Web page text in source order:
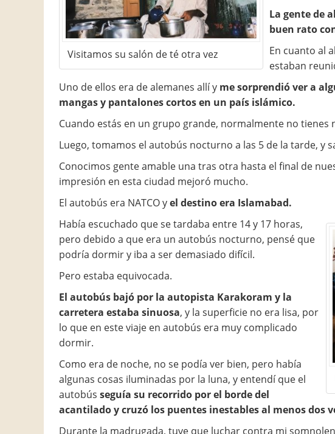
Visitamos su salón de té otra vez
La gente de
buen rato
En cuanto al
estaban
Uno de ellos era de alemanes allí y me sorprendió ver a
mangas y pantalones cortos en un país islámico.
Cuando estás en un grupo grande, normalmente no tienes
Luego, tomamos el autobús nocturno a las 5 de la tarde, y
Conocimos gente amable una tras otra hasta el final de
impresión en esta ciudad mejoró mucho.
El autobús era NATCO yel destino era Islamabad.
Había escuchado que se tardaba entre 14 y 17 horas,
pero debido a que era un autobús nocturno, pensé que
podría dormir y iba a ser demasiado difícil.
Pero estaba equivocada.
El autobús bajó por la autopista Karakoram y la
carretera estaba sinuosa, y la superficie no era lisa, por
lo que en este viaje en autobús era muy complicado
dormir.
Como era de noche, no se podía ver bien, pero había
algunas cosas iluminadas por la luna, y entendí que el
autobús seguía su recorrido por el borde del
acantilado y cruzó los puentes inestables al menos dos
Durante la madrugada, tuve que luchar contra mi